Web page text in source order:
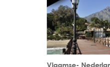
Vlaamse-